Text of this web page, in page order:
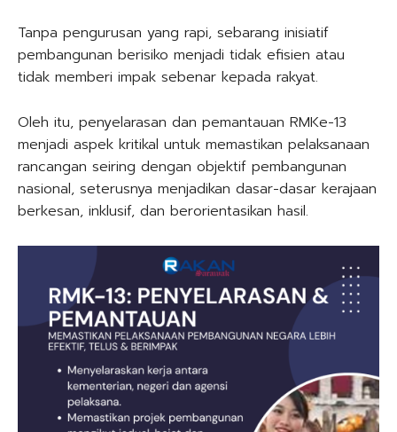
Tanpa pengurusan yang rapi, sebarang inisiatif
pembangunan berisiko menjadi tidak efisien atau
tidak memberi impak sebenar kepada rakyat.
Oleh itu, penyelarasan dan pemantauan RMKe-13
menjadi aspek kritikal untuk memastikan pelaksanaan
rancangan seiring dengan objektif pembangunan
nasional, seterusnya menjadikan dasar-dasar kerajaan
berkesan, inklusif, dan berorientasikan hasil.